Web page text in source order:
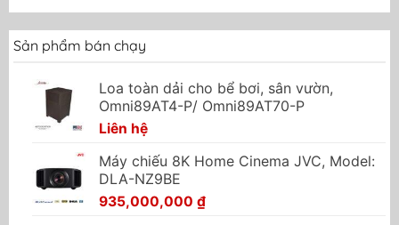
Sản phẩm bán chạy
Loa toàn dải cho bể bơi, sân vườn,
Omni89AT4-P/ Omni89AT70-P
Liên hệ
Máy chiếu 8K Home Cinema JVC, Model:
DLA-NZ9BE
935,000,000 ₫